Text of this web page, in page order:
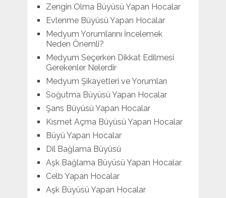
Zengin Olma Büyüsü Yapan Hocalar
Evlenme Büyüsü Yapan Hocalar
Medyum Yorumlarını İncelemek
Neden Önemli?
Medyum Seçerken Dikkat Edilmesi
Gerekenler Nelerdir
Medyum Şikayetleri ve Yorumları
Soğutma Büyüsü Yapan Hocalar
Şans Büyüsü Yapan Hocalar
Kısmet Açma Büyüsü Yapan Hocalar
Büyü Yapan Hocalar
Dil Bağlama Büyüsü
Aşk Bağlama Büyüsü Yapan Hocalar
Celb Yapan Hocalar
Aşk Büyüsü Yapan Hocalar